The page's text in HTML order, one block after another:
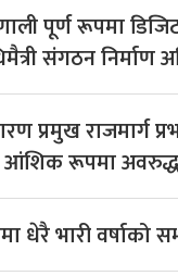
पूर्ण रूपमा
संगठन निर्माण
प्रमुख राजमार्ग
आंशिक रूपमा
धेरै भारी वर्षाको